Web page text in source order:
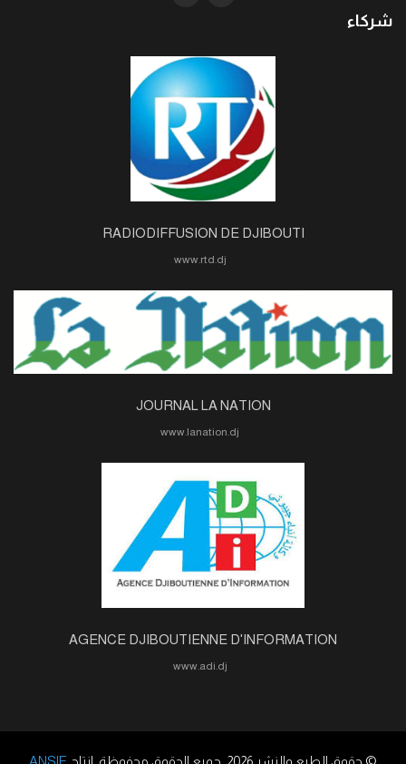
شركاء
RADIODIFFUSION DE DJIBOUTI
JOURNAL LA NATION
AGENCE DJIBOUTIENNE D'INFORMATION
© حقوق الطبع والنشر 2026. جميع الحقوق محفوظة. إنتاج ANSIE